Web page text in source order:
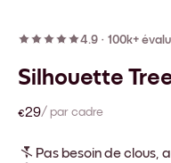
4.9 · 100k+
Silhouette
€29/ par cadre
Pas besoin de clous,